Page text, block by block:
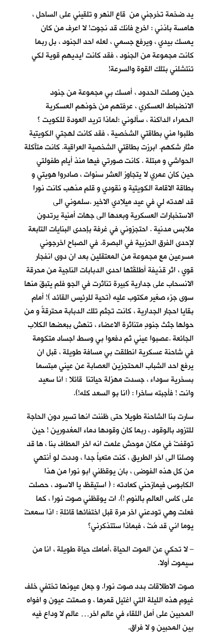
يد ضخمة تخرجني من قاع النهر و تلقيني على الساحل ،
هامسة باذني : اخرج فانك قد نجوت! لا اعرف من كان
يمسك بيدي ، ويرفع جسمي ، لعله احد الجنود ، بل ربما
كانت مجموعة من الجنود ، فقد كانت ايديهم قوية لكي
تنتشلني بتلك القوة والسرعة!
حين وصلت الحدود ، أمسك بي مجموعة من جنود
الانضباط العسكري ، عرفتهم من خوذهم العسكرية
الحمراء الداكنة ، سألوني :لماذا تريد العودة للكويت ؟
طلبوا مني بطاقتي الشخصية ، فقد كانت لهجتي الكويتية
مثار شكهم. ابرزت بطاقتي الشخصية العراقية. كانت متآكلة
الحواشي و مبتلة . كانت صورتي فيها منذ أيام طفولتي
حين كان عمري لا يتجاوز العشر سنوات ، صادروا هويتي و
بطاقة الاقامة الكويتية و نقودي و قلم مذهب كانت نورا
قد اهدته لي في عيد ميلادي الاخير .سلموني الى
الاستخبارات العسكرية وبعدها الى جهات أمنية يرتدون
ملابس مدنية . احتجزوني في غرفة بإحدى البنايات التابعة
لإحدى الفرق الحزبية في البصرة. في الصباح اخرجوني
مسرعين مع مجموعة من المعتقلين بعد ان دوى انفجار
قوي ، اثر قذيفة أطلقَتْها احدى الدبابات الناجية من محرقة
الانسحاب على جدارية كبيرة تناثرت في الجو فلم يتبقَ منها
سوى جزء صغير مكتوب عليه (تحية للرئيس القائد )! أمام
بقايا احجار الجدارية ، كانت تجثم تلك الدبابة محترقةً و من
حولها جثث جنودٍ متناثرة الاعضاء ، تنهش ببعضها الكلاب
الجائعة .عصبوا عيني ثم دفعوا بي وسط اجساد متكومة
في شاحنة عسكرية انطلقت بي مسافة طويلة ، قبل ان
يرفع احد الشباب المحتجزين العصابة عن عيني مبتسما
بسخرية سوداء ، جسدت مهزلة حياتنا قائلا : انا سعيد
وانت ! فأجبته ساخرا : (انا بو السعد كله!).
سارت بنا الشاحنة طويلا حتى ظننت انها تسير دون الحاجة
للتزود بالوقود ، ربما كان وقودها دماء المغدورين ! حين
توقفتْ في مكان موحش علمت انه اخر المطاف بنا ، ها قد
وصلنا الى اخر الطريق ، كنت متعباً جدا ، وددت لو أنتهي
من كل هذه الفوضى ، بان يوقظني ابو نورا من هذا
الكابوس فيمازحني كعادته : ( استيقظ يا الاسود ، حصلت
على كاس العالم بالنوم !). ات يوقظني صوت نورا ، كما
فعلت وهي تودعني اخر مرة قبل اختفائها قائلةِ : اذا سمعتَ
يوما اني قد مُتٌ ، فبماذا ستتذكرني؟
– لا تحكي عن الموت الحياة ،أمامك حياة طويلة ، انا من
سيموت أولا.
صوت الاطلاقات بدد صوت نورا. و جعل عيونها تختفي خلف
غيوم هذه الليلة التي اغتيل قمرها ، و صمتت عيون و افواه
المحبين على أمل اللقاء في عالم اخر… عالم لا وداع فيه
بين المحبين و لا فراق.